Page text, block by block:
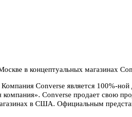
в концептуальных магазинах
Converse является 100%-
компания». Converse продает свою
в США. Официальным